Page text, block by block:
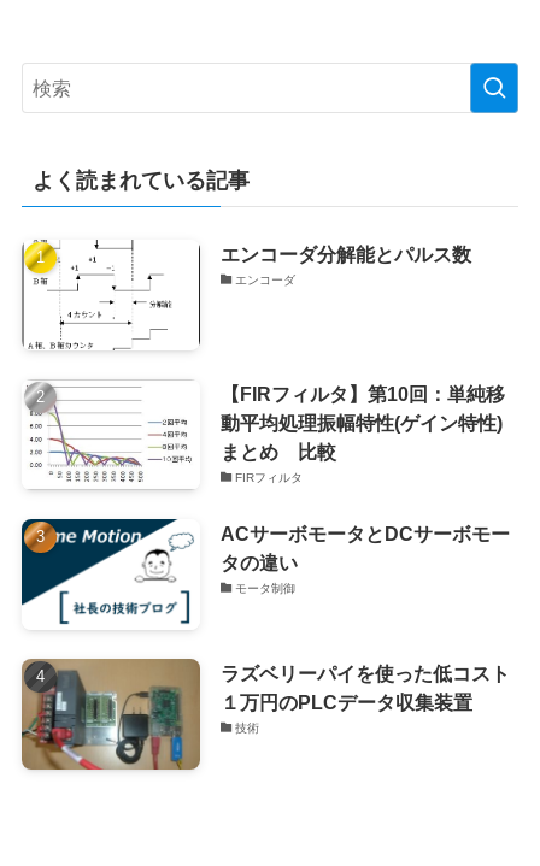
よく読まれている記事
エンコーダ分解能とパルス数
エンコーダ
【FIRフィルタ】第10回：単純移
動平均処理振幅特性(ゲイン特性)
まとめ 比較
FIRフィルタ
ACサーボモータとDCサーボモー
タの違い
モータ制御
ラズベリーパイを使った低コスト
１万円のPLCデータ収集装置
技術